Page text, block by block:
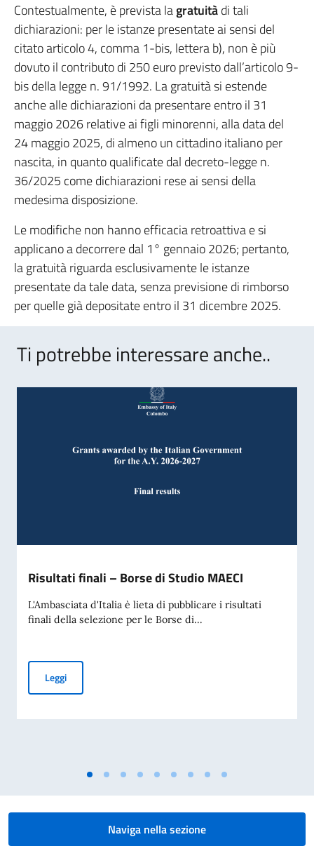
Contestualmente, è prevista lagratuitàdi tali
dichiarazioni: per le istanze presentate ai sensi del
citato articolo 4, comma 1-bis, lettera b), non è più
dovuto il contributo di 250 euro previsto dall’articolo 9-
bis della legge n. 91/1992. La gratuità si estende
anche alle dichiarazioni da presentare entro il 31
maggio 2026 relative ai figli minorenni, alla data del
24 maggio 2025, di almeno un cittadino italiano per
nascita, in quanto qualificate dal decreto-legge n.
36/2025 come dichiarazioni rese ai sensi della
medesima disposizione.
Le modifiche non hanno efficacia retroattiva e si
applicano a decorrere dal 1° gennaio 2026; pertanto,
la gratuità riguarda esclusivamente le istanze
presentate da tale data, senza previsione di rimborso
per quelle già depositate entro il 31 dicembre 2025.
Ti potrebbe interessare anche..
Risultati finali – Borse di Studio MAECI
L'Ambasciata d'Italia è lieta di pubblicare i risultati
finali della selezione per le Borse di...
LeggiRisultati finali – Borse di Studio MAECI
Naviga nella sezione